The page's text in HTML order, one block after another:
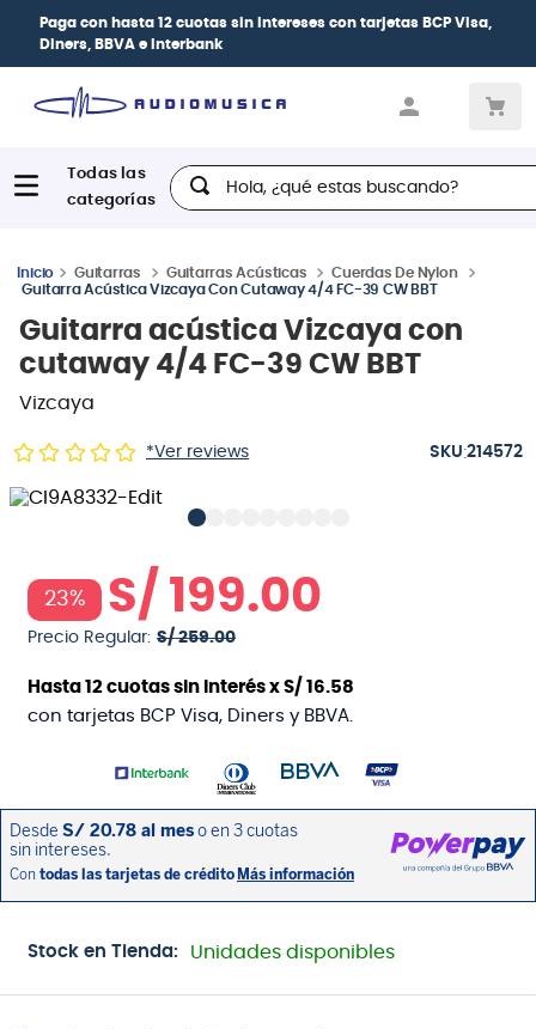
Paga con hasta 12 cuotas sin intereses con tarjetas BCP Visa,
Diners, BBVA e Interbank
Hola, ¿qué estas buscando?
Guitarras Guitarras Acústicas
Cuerdas De Nylon
Guitarra Acústica Vizcaya Con Cutaway 4/4 FC-39 CW BBT
Guitarra acústica Vizcaya con
cutaway 4/4 FC-39 CW BBT
Vizcaya
*Ver reviews :214572
23% S/ 199.00
Precio Regular: S/ 259.00
Hasta12 cuotas sin interés xS/ 16.58
con tarjetas BCP Visa, Diners y BBVA.
Stock en Tienda: Unidades disponibles